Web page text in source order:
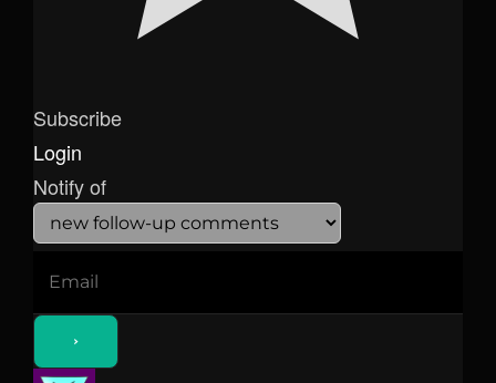
Subscribe
Login
Notify of